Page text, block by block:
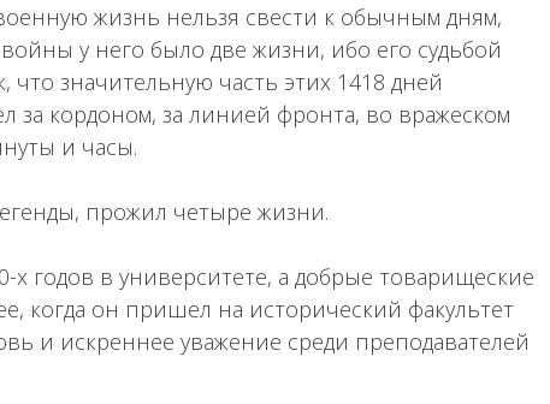
жизнь нельзя свести к обычным дням,
у него было две жизни, ибо его судьбой
что значительную часть этих 1418 дней
кордоном, за линией фронта, во вражеском
и часы.
прожил четыре жизни.
х годов в университете, а добрые товарищеские
когда он пришел на исторический факультет
и искреннее уважение среди преподавателей